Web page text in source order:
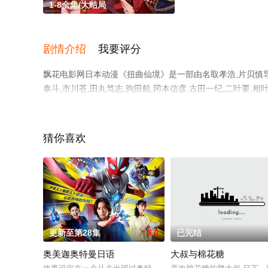
1-8全集/大结局
剧情介绍 我要评分
飘花电影网日本动漫《扭曲仙境》是一部由名取孝浩,片贝
泰斗,市川苍,田丸笃志,驹田航,冈本信彦,古田一纪,二叶要,相
解。
猜你喜欢
更新至第28集 5.0
奥美迦奥特曼日语
已完结
大叔与棉花糖